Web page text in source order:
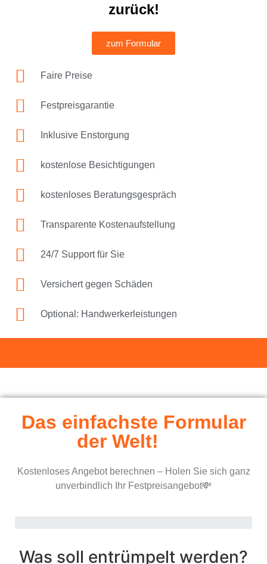
zurück!
zum Formular
Faire Preise
Festpreisgarantie
Inklusive Enstorgung
kostenlose Besichtigungen
kostenloses Beratungsgespräch
Transparente Kostenaufstellung
24/7 Support für Sie
Versichert gegen Schäden
Optional: Handwerkerleistungen
Das einfachste Formular
der Welt!
Kostenloses Angebot berechnen – Holen Sie sich ganz
unverbindlich Ihr Festpreisangebot💸
Was soll entrümpelt werden?